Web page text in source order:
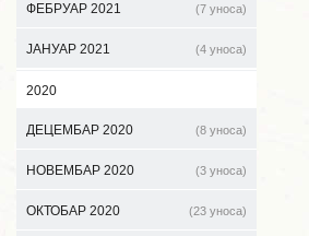
ФЕБРУАР 2021 (7 уноса)
ЈАНУАР 2021 (4 уноса)
2020
ДЕЦЕМБАР 2020 (8 уноса)
НОВЕМБАР 2020 (3 уноса)
ОКТОБАР 2020 (23 уноса)